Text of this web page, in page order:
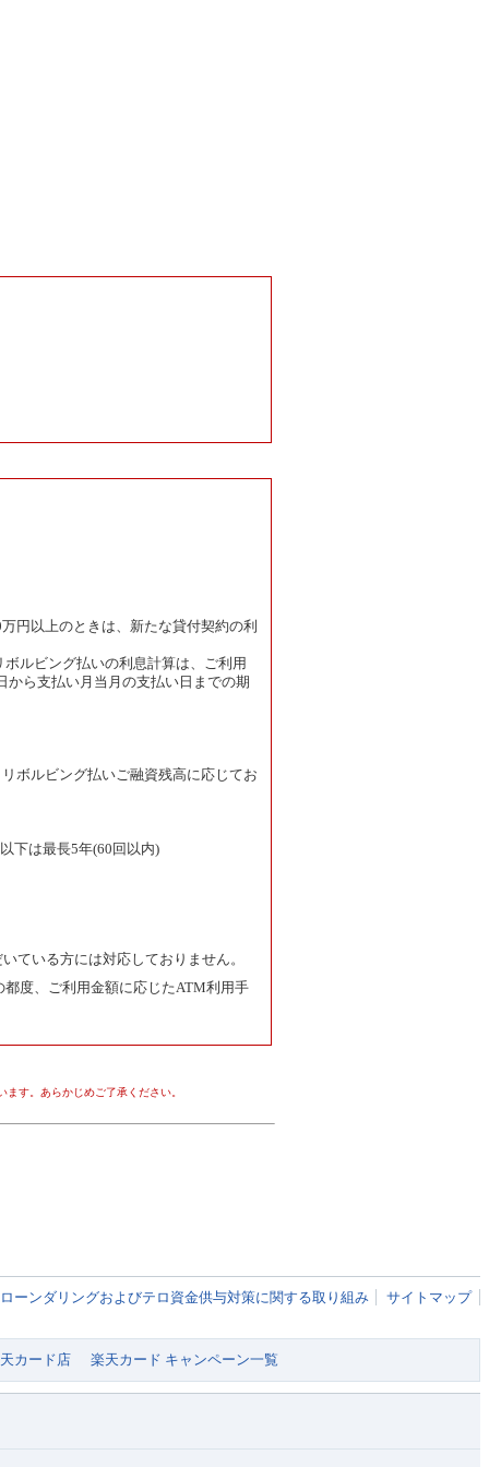
円以上のときは、新たな貸付契約の利
ルビング払いの利息計算は、ご利用
ら支払い月当月の支払い日までの期
ボルビング払いご融資残高に応じてお
下は最長5年(60回以内)
ている方には対応しておりません。
度、ご利用金額に応じたATM利用手
す。あらかじめご了承ください。
ーンダリングおよびテロ資金供与対策に関する取り組み
サイトマップ
カード店 楽天カード キャンペーン一覧